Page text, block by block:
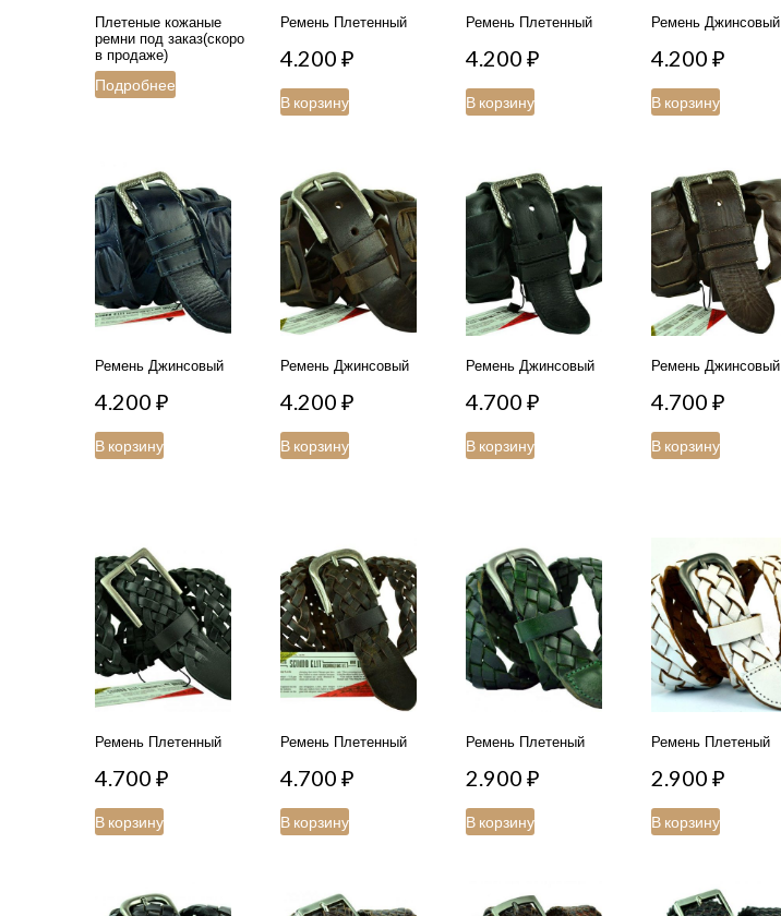
Плетеные кожаные
ремни под заказ(скоро
в продаже)
Подробнее
Ремень Плетенный
4.200 ₽
В корзину
Ремень Плетенный
4.200 ₽
В корзину
Ремень Джинсовый
4.200 ₽
В корзину
Ремень Джинсовый
4.200 ₽
В корзину
Ремень Джинсовый
4.200 ₽
В корзину
Ремень Джинсовый
4.700 ₽
В корзину
Ремень Джинсовый
4.700 ₽
В корзину
Ремень Плетенный
4.700 ₽
В корзину
Ремень Плетенный
4.700 ₽
В корзину
Ремень Плетеный
2.900 ₽
В корзину
Ремень Плетеный
2.900 ₽
В корзину